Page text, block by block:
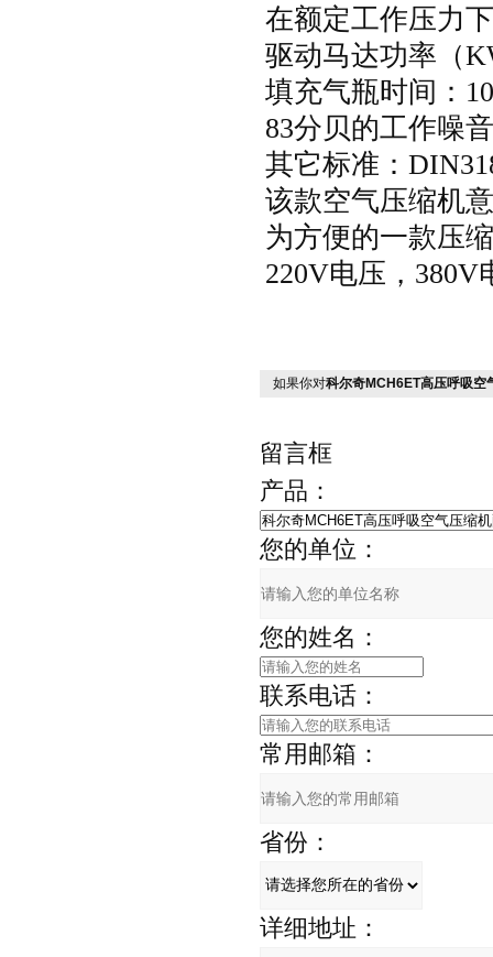
在额定工作压力
驱动马达功率（
填充气瓶时间：
83分贝的工作噪
其它标准：
该款空气压缩机
为方便的一款压
220V电压， 380V
如果你对科尔奇MCH6ET高压呼吸空
留言框
产品：
您的单位：
您的姓名：
联系电话：
常用邮箱：
省份：
详细地址：